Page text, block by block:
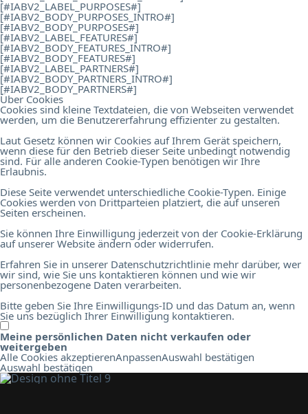
[#IABV2_LABEL_PURPOSES#]
[#IABV2_BODY_PURPOSES_INTRO#]
[#IABV2_BODY_PURPOSES#]
[#IABV2_LABEL_FEATURES#]
[#IABV2_BODY_FEATURES_INTRO#]
[#IABV2_BODY_FEATURES#]
[#IABV2_LABEL_PARTNERS#]
[#IABV2_BODY_PARTNERS_INTRO#]
[#IABV2_BODY_PARTNERS#]
Über Cookies
Cookies sind kleine Textdateien, die von Webseiten verwendet
werden, um die Benutzererfahrung effizienter zu gestalten.
Laut Gesetz können wir Cookies auf Ihrem Gerät speichern,
wenn diese für den Betrieb dieser Seite unbedingt notwendig
sind. Für alle anderen Cookie-Typen benötigen wir Ihre
Erlaubnis.
Diese Seite verwendet unterschiedliche Cookie-Typen. Einige
Cookies werden von Drittparteien platziert, die auf unseren
Seiten erscheinen.
Sie können Ihre Einwilligung jederzeit von der Cookie-Erklärung
auf unserer Website ändern oder widerrufen.
Erfahren Sie in unserer Datenschutzrichtlinie mehr darüber, wer
wir sind, wie Sie uns kontaktieren können und wie wir
personenbezogene Daten verarbeiten.
Bitte geben Sie Ihre Einwilligungs-ID und das Datum an, wenn
Sie uns bezüglich Ihrer Einwilligung kontaktieren.
Meine persönlichen Daten nicht verkaufen oder
weitergeben
Alle Cookies akzeptierenAnpassenAuswahl bestätigen
Auswahl bestätigen